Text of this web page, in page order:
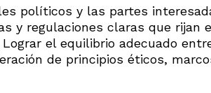
políticos y las partes
y regulaciones claras que rijan
el equilibrio adecuado
de principios éticos,